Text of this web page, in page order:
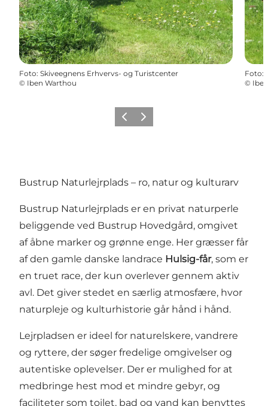
Foto: Skiveegnens Erhvervs- og Turistcenter
© Iben Warthou
Foto:
©
Forrige billede
Næste billede
Bustrup Naturlejrplads – ro, natur og kulturarv
Bustrup Naturlejrplads er en privat naturperle
beliggende ved Bustrup Hovedgård, omgivet
af åbne marker og grønne enge. Her græsser får
af den gamle danske landrace Hulsig-får, som er
en truet race, der kun overlever gennem aktiv
avl. Det giver stedet en særlig atmosfære, hvor
naturpleje og kulturhistorie går hånd i hånd.
Lejrpladsen er ideel for naturelskere, vandrere
og ryttere, der søger fredelige omgivelser og
autentiske oplevelser. Der er mulighed for at
medbringe hest mod et mindre gebyr, og
faciliteter som toilet, bad og vand kan benyttes